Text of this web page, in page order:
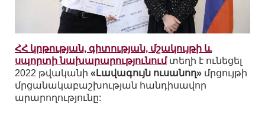
ՀՀ կրթության, գիտության, մշակույթի և
սպորտի նախարարությունումտեղի է ունեցել
2022 թվականի «Լավագույն ուսանող» մրցույթի
մրցանակաբաշխության հանդիսավոր
արարողությունը: